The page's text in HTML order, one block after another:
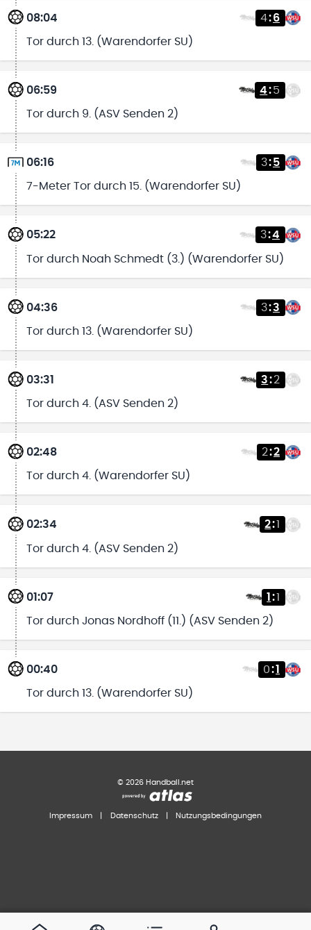
08:04 4:6
Tor durch 13. (Warendorfer SU)
06:59 4:5
Tor durch 9. (ASV Senden 2)
06:16 3:5
7-Meter Tor durch 15. (Warendorfer SU)
05:22 3:4
Tor durch Noah Schmedt (3.) (Warendorfer SU)
04:36 3:3
Tor durch 13. (Warendorfer SU)
03:31 3:2
Tor durch 4. (ASV Senden 2)
02:48 2:2
Tor durch 4. (Warendorfer SU)
02:34 2:1
Tor durch 4. (ASV Senden 2)
01:07 1 :1
Tor durch Jonas Nordhoff (11.) (ASV Senden 2)
00:40 0:1
Tor durch 13. (Warendorfer SU)
© 2026 Handball.net
Impressum Datenschutz Nutzungsbedingungen